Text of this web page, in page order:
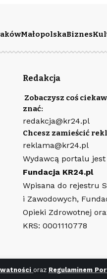
oraz Regulaminem
MałopolskaBiznes
Redakcja
Zobaczysz coś
znać:
redakcja@kr24.pl
Chcesz zamieścić
reklama@kr24.pl
Wydawcą portalu jest
Fundacja KR24.pl
Wpisana do rejestru
i Zawodowych,
Opieki Zdrowotnej
KRS: 0001110778